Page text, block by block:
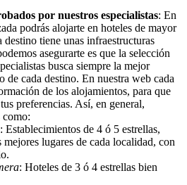
por nuestros especialistas: En
podrás alojarte en hoteles de mayor
destino tiene unas infraestructuras
asegurarte es que la selección
busca siempre la mejor
de cada destino. En nuestra web cada
de los alojamientos, para que
preferencias. Así, en general,
como:
: Establecimientos de 4 ó 5 estrellas,
mejores lugares de cada localidad, con
: Hoteles de 3 ó 4 estrellas bien